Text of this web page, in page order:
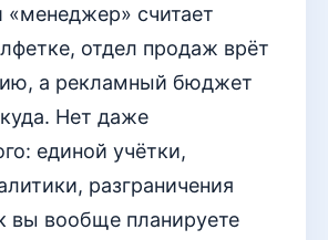
считает
отдел продаж врёт
а рекламный бюджет
Нет даже
единой учётки,
разграничения
вы вообще планируете